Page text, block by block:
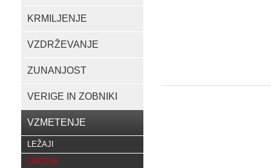
KRMILJENJE
VZDRŽEVANJE
ZUNANJOST
VERIGE IN ZOBNIKI
VZMETENJE
LEŽAJI
ORODJE